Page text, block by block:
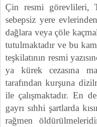
Çin resmi görevlileri,
sebepsiz yere
dağlara veya çöle
tutulmaktadır ve bu
teşkilatının resmi
ya kürek cezasına
tarafından kurşuna
ile çalışmaktadır. En
gayrı sıhhi şartlarda
rağmen